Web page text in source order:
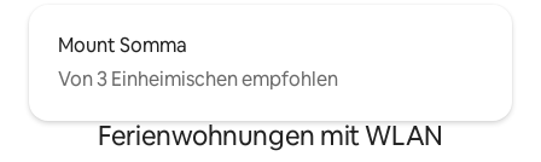
Mount Somma
Von 3 Einheimischen empfohlen
Ferienwohnungen mit WLAN